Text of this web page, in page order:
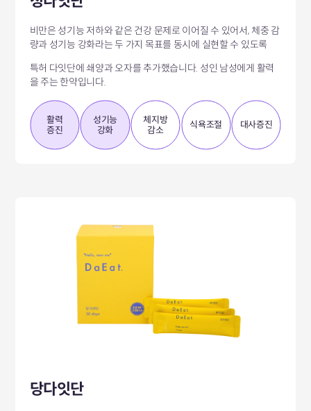
비만은 성기능 저하와 같은 건강 문제로 이어질 수 있어서, 체중 감
량과 성기능 강화라는 두 가지 목표를 동시에 실현할 수 있도록
특허 다잇단에 쇄양과 오자를 추가했습니다. 성인 남성에게 활력
을 주는 한약입니다.
활력
증진
성기능
강화
체지방
감소
식욕조절 대사증진
당다잇단